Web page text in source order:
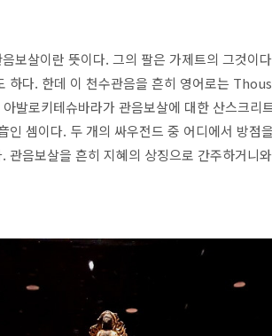
보살이란 뜻이다. 그의 팔은 가제트의 그것이
하다. 한데 이 천수관음을 흔히 영어로는
로키테슈바라가 관음보살에 대한 산스크리
셈이다. 두 개의 싸우전드 중 어디에서 방점
관음보살을 흔히 지혜의 상징으로 간주하거니